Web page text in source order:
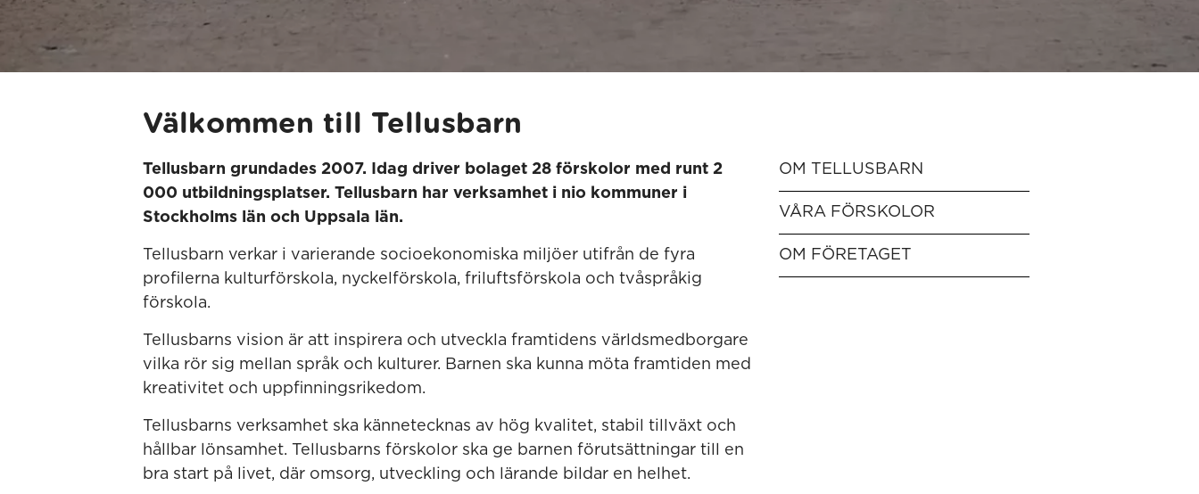
Välkommen till Tellusbarn
Tellusbarn grundades 2007. Idag driver bolaget 28 förskolor med runt 2
000 utbildningsplatser. Tellusbarn har verksamhet i nio kommuner i
Stockholms län och Uppsala län.
Tellusbarn verkar i varierande socioekonomiska miljöer utifrån de fyra
profilerna kulturförskola, nyckelförskola, friluftsförskola och tvåspråkig
förskola.
Tellusbarns vision är att inspirera och utveckla framtidens världsmedborgare
vilka rör sig mellan språk och kulturer. Barnen ska kunna möta framtiden med
kreativitet och uppfinningsrikedom.
Tellusbarns verksamhet ska kännetecknas av hög kvalitet, stabil tillväxt och
hållbar lönsamhet. Tellusbarns förskolor ska ge barnen förutsättningar till en
bra start på livet, där omsorg, utveckling och lärande bildar en helhet.
OM TELLUSBARN
VÅRA FÖRSKOLOR
OM FÖRETAGET